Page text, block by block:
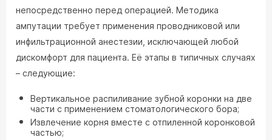
непосредственно перед операцией. Методика
ампутации требует применения проводниковой или
инфильтрационной анестезии, исключающей любой
дискомфорт для пациента. Её этапы в типичных случаях
– следующие:
Вертикальное распиливание зубной коронки на две
части с применением стоматологического бора;
Извлечение корня вместе с отпиленной коронковой
частью;